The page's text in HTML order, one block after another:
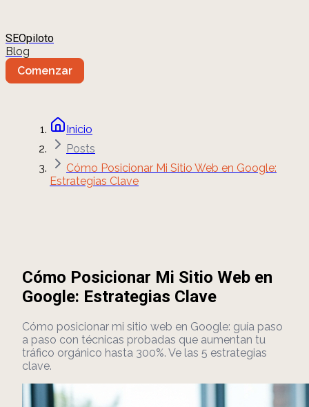
SEOpiloto
Blog
Comenzar
Inicio
Posts
Cómo Posicionar Mi Sitio Web en Google:
Estrategias Clave
Cómo Posicionar Mi Sitio Web en
Google: Estrategias Clave
Cómo posicionar mi sitio web en Google: guía paso
a paso con técnicas probadas que aumentan tu
tráfico orgánico hasta 300%. Ve las 5 estrategias
clave.